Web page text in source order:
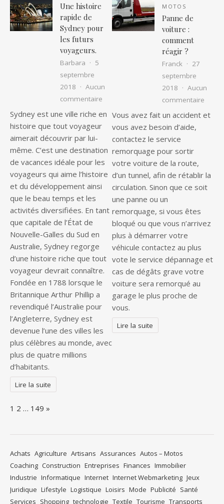
Une histoire
rapide de
Sydney pour
les futurs
voyageurs.
Barbara
5
septembre
2018
Aucun
commentaire sur Une histoire rapide de Sydney
Sydney est une ville riche en
histoire que tout voyageur
aimerait découvrir par lui-
même. C’est une destination
de vacances idéale pour les
voyageurs qui aime l’histoire
et du développement ainsi
que le beau temps et les
activités diversifiées. En tant
que capitale de l’État de
Nouvelle-Galles du Sud en
Australie, Sydney regorge
d’une histoire riche que tout
voyageur devrait connaître.
Fondée en 1788 lorsque le
Britannique Arthur Phillip a
revendiqué l’Australie pour
l’Angleterre, Sydney est
devenue l’une des villes les
plus célèbres au monde, avec
plus de quatre millions
d’habitants.
Lire la suite
MOTOS
Panne de
voiture :
comment
réagir ?
Franck
27
septembre
2018
Aucun
commentaire
Vous avez fait un accident et
vous avez besoin d’aide,
contactez le service
remorquage pour sortir
votre voiture de la route,
d’un tunnel, afin de rétablir la
circulation. Sinon que ce soit
une panne ou un
remorquage, si vous êtes
bloqué ou que vous n’arrivez
plus à démarrer votre
véhicule contactez au plus
vote le service dépannage et
cas de dégâts grave votre
voiture sera remorqué au
garage le plus proche de
vous.
Lire la suite
Page:
1 2 … 149 Next
»
Achats Agriculture Artisans Assurances Autos – Motos
Coaching Construction Entreprises Finances Immobilier
Industrie Informatique Internet Internet Webmarketing Jeux
Juridique Lifestyle Logistique Loisirs Mode Publicité Santé
Services Shopping technologie Textile Tourisme Transports